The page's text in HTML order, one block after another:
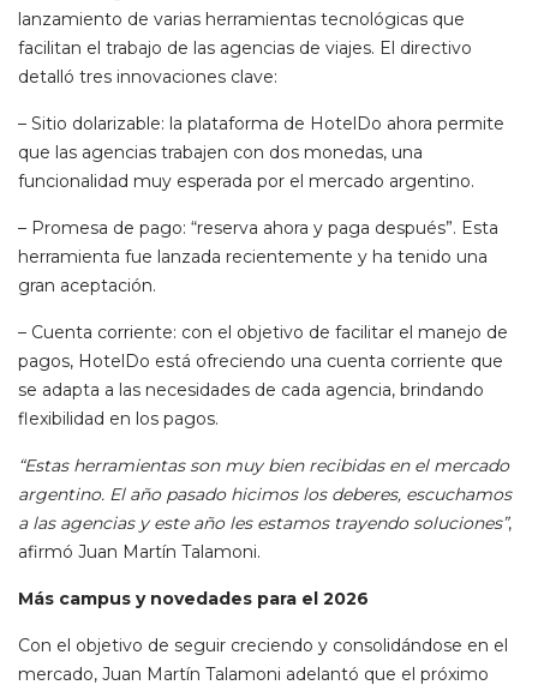
lanzamiento de varias herramientas tecnológicas que
facilitan el trabajo de las agencias de viajes. El directivo
detalló tres innovaciones clave:
– Sitio dolarizable: la plataforma de HotelDo ahora permite
que las agencias trabajen con dos monedas, una
funcionalidad muy esperada por el mercado argentino.
– Promesa de pago: “reserva ahora y paga después”. Esta
herramienta fue lanzada recientemente y ha tenido una
gran aceptación.
– Cuenta corriente: con el objetivo de facilitar el manejo de
pagos, HotelDo está ofreciendo una cuenta corriente que
se adapta a las necesidades de cada agencia, brindando
flexibilidad en los pagos.
“Estas herramientas son muy bien recibidas en el mercado
argentino. El año pasado hicimos los deberes, escuchamos
a las agencias y este año les estamos trayendo soluciones”,
afirmó Juan Martín Talamoni.
Más campus y novedades para el 2026
Con el objetivo de seguir creciendo y consolidándose en el
mercado, Juan Martín Talamoni adelantó que el próximo